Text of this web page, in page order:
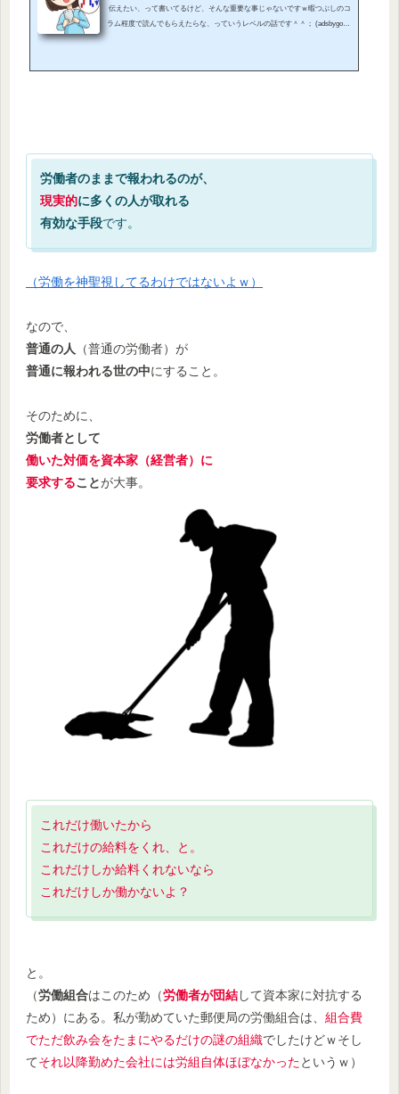
伝えたい、って書いてるけど、そんな重要な事じゃないですｗ暇つぶしのコ
ラム程度で読んでもらえたらな、っていうレベルの話です＾＾； (adsbygoog
ている最中に起きたため一気に相場は下落。ダウも最高値の３６０００ドル
労働者のままで報われるのが、
現実的に多くの人が取れる
有効な手段です。
（労働を神聖視してるわけではないよｗ）
なので、
普通の人
（普通の労働者）が
普通に報われる世の中にすること。
そのために、
労働者として
働いた対価を資本家（経営者）に
要求することが大事。
これだけ働いたから
これだけの給料をくれ、と。
これだけしか給料くれないなら
これだけしか働かないよ？
と。
（労働組合はこのため（労働者が団結して資本家に対抗する
ため）にある。私が勤めていた郵便局の労働組合は、 組合費
でただ飲み会をたまにやるだけの謎の組織でしたけどｗそし
てそれ以降勤めた会社には労組自体ほぼなかったというｗ）